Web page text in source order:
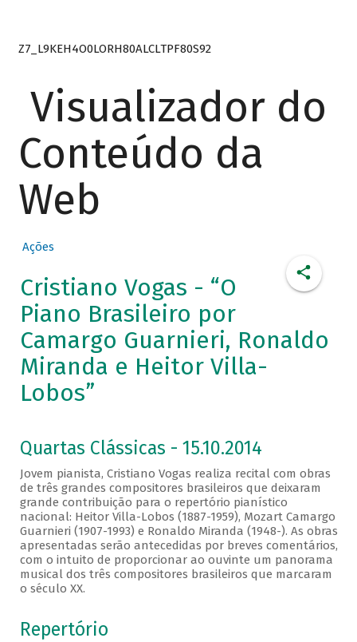
Z7_L9KEH4O0LORH80ALCLTPF80S92
Visualizador do
Conteúdo da
Web
Ações
Cristiano Vogas - “O
Piano Brasileiro por
Camargo Guarnieri, Ronaldo
Miranda e Heitor Villa-
Lobos”
Quartas Clássicas - 15.10.2014
Jovem pianista, Cristiano Vogas realiza recital com obras
de três grandes compositores brasileiros que deixaram
grande contribuição para o repertório pianístico
nacional: Heitor Villa-Lobos (1887-1959), Mozart Camargo
Guarnieri (1907-1993) e Ronaldo Miranda (1948-). As obras
apresentadas serão antecedidas por breves comentários,
com o intuito de proporcionar ao ouvinte um panorama
musical dos três compositores brasileiros que marcaram
o século XX.
Repertório